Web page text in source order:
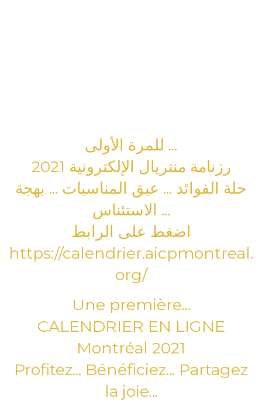
للمرة الأولى ...
رزنامة منتريال الإلكترونية 2021
حلة الفوائد ... عبق المناسبات ... بهجة
الاستئناس ...
اضغط على الرابط
https://calendrier.aicpmontreal.
org/
Une première...
CALENDRIER EN LIGNE
Montréal 2021
Profitez... Bénéficiez... Partagez
la joie...